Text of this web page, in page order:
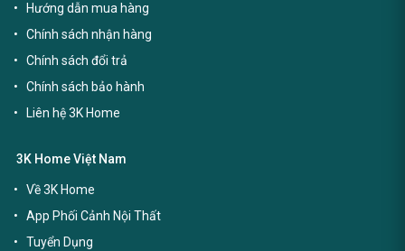
Hướng dẫn mua hàng
Chính sách nhận hàng
Chính sách đổi trả
Chính sách bảo hành
Liên hệ 3K Home
3K Home Việt Nam
Về 3K Home
App Phối Cảnh Nội Thất
Tuyển Dụng